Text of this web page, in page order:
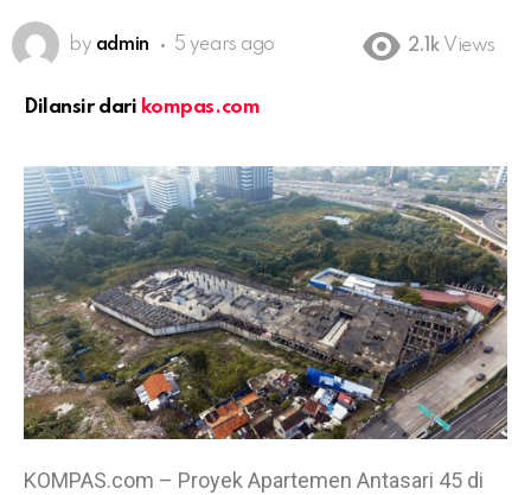
by admin 5 years ago 2.1k Views
Dilansir dari kompas.com
KOMPAS.com – Proyek Apartemen Antasari 45 di